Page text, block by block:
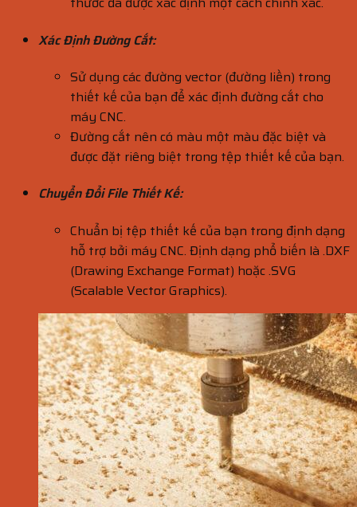
Xác Định Đường Cắt:
Sử dụng các đường vector (đường liền) trong
thiết kế của bạn để xác định đường cắt cho
máy CNC.
Đường cắt nên có màu một màu đặc biệt và
được đặt riêng biệt trong tệp thiết kế của bạn.
Chuyển Đổi File Thiết Kế:
Chuẩn bị tệp thiết kế của bạn trong định dạng
hỗ trợ bởi máy CNC. Định dạng phổ biến là .DXF
(Drawing Exchange Format) hoặc .SVG
(Scalable Vector Graphics).